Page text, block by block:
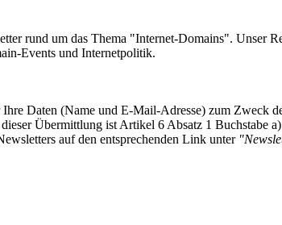
rund um das Thema "Internet-Domains". Unser
Events und Internetpolitik.
Daten (Name und E-Mail-Adresse) zum Zweck
Übermittlung ist Artikel 6 Absatz 1 Buchstabe
auf den entsprechenden Link unter